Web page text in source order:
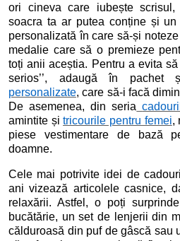
ori cineva care iubește
soacra ta ar putea conține și
personalizată în care să-și
medalie care să o premieze
toți anii aceștia. Pentru a evita
serios’’, adaugă în
personalizate, care să-i facă
De asemenea, din seria
amintite șitricourile pentru femei,
piese vestimentare de bază
doamne.
Cele mai potrivite idei de
ani vizează articolele casnice,
relaxării. Astfel, o poți
bucătărie, un set de lenjerii din
călduroasă din puf de gâscă sau